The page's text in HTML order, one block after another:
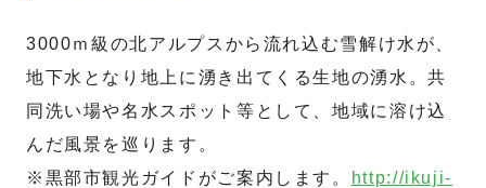
3000ｍ級の北アルプスから流れ込む雪解け水が、
地下水となり地上に湧き出てくる生地の湧水。共
同洗い場や名水スポット等として、地域に溶け込
んだ風景を巡ります。
※黒部市観光ガイドがご案内します。 http://ikuji-